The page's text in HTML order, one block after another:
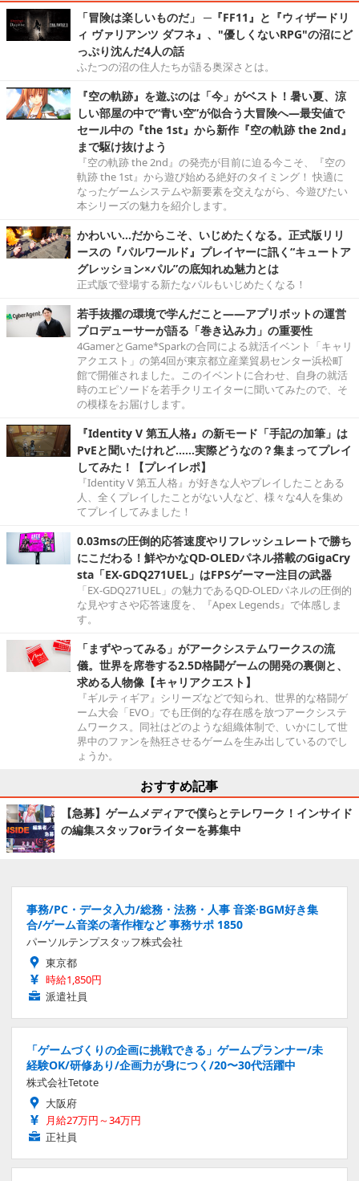
「冒険は楽しいものだ」 ─『FF11』と『ウィザードリ
ィ ヴァリアンツ ダフネ』、"優しくないRPG"の沼にど
っぷり沈んだ4人の話
ふたつの沼の住人たちが語る奥深さとは。
『空の軌跡』を遊ぶのは「今」がベスト！暑い夏、涼
しい部屋の中で“青い空”が似合う大冒険へ―最安値で
セール中の『the 1st』から新作『空の軌跡 the 2nd』
まで駆け抜けよう
『空の軌跡 the 2nd』の発売が目前に迫る今こそ、『空の
軌跡 the 1st』から遊び始める絶好のタイミング！ 快適に
なったゲームシステムや新要素を交えながら、今遊びたい
本シリーズの魅力を紹介します。
かわいい…だからこそ、いじめたくなる。正式版リリ
ースの『パルワールド』プレイヤーに訊く“キュートア
グレッション×パル”の底知れぬ魅力とは
正式版で登場する新たなパルもいじめたくなる！
若手抜擢の環境で学んだこと――アプリボットの運営
プロデューサーが語る「巻き込み力」の重要性
4GamerとGame*Sparkの合同による就活イベント「キャリ
アクエスト」の第4回が東京都立産業貿易センター浜松町
館で開催されました。このイベントに合わせ、自身の就活
時のエピソードを若手クリエイターに聞いてみたので、そ
の模様をお届けします。
『Identity V 第五人格』の新モード「手記の加筆」は
PvEと聞いたけれど……実際どうなの？集まってプレイ
してみた！【プレイレポ】
『Identity V 第五人格』が好きな人やプレイしたことある
人、全くプレイしたことがない人など、様々な4人を集め
てプレイしてみました！
0.03msの圧倒的応答速度やリフレッシュレートで勝ち
にこだわる！鮮やかなQD-OLEDパネル搭載のGigaCry
sta「EX-GDQ271UEL」はFPSゲーマー注目の武器
「EX-GDQ271UEL」の魅力であるQD-OLEDパネルの圧倒的
な見やすさや応答速度を、『Apex Legends』で体感しま
す。
「まずやってみる」がアークシステムワークスの流
儀。世界を席巻する2.5D格闘ゲームの開発の裏側と、
求める人物像【キャリアクエスト】
『ギルティギア』シリーズなどで知られ、世界的な格闘ゲ
ーム大会「EVO」でも圧倒的な存在感を放つアークシステ
ムワークス。同社はどのような組織体制で、いかにして世
界中のファンを熱狂させるゲームを生み出しているのでし
ょうか。
おすすめ記事
【急募】ゲームメディアで僕らとテレワーク！インサイド
の編集スタッフorライターを募集中
事務/PC・データ入力/総務・法務・人事 音楽·BGM好き集
合/ゲーム音楽の著作権など 事務サポ 1850
パーソルテンプスタッフ株式会社
東京都
時給1,850円
派遣社員
「ゲームづくりの企画に挑戦できる」ゲームプランナー/未
経験OK/研修あり/企画力が身につく/20〜30代活躍中
株式会社Tetote
大阪府
月給27万円～34万円
正社員